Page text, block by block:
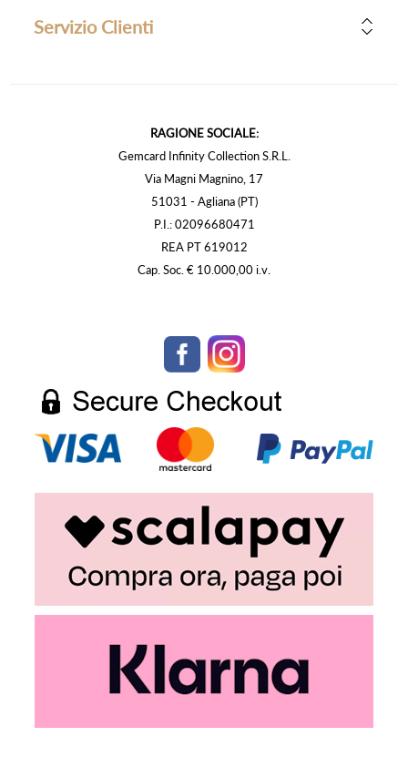
Servizio Clienti
RAGIONE SOCIALE:
Gemcard Infinity Collection S.R.L.
Via Magni Magnino, 17
51031 - Agliana (PT)
P.I.: 02096680471
REA PT 619012
Cap. Soc. € 10.000,00 i.v.